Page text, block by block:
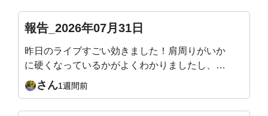
上がるまでが目標です😇
報告_2026年07月31日
昨日のライブすごい効きました！肩周りがいか
に硬くなっているかがよくわかりましたし、自
分の体が雑巾のようにしぼられて、なかなか生
活の中ではない動きで痛快でした！またアーカ
さん1週間前